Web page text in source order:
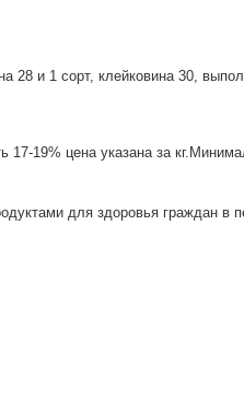
28 и 1 сорт, клейковина 30,
19% цена указана за
для здоровья граждан в